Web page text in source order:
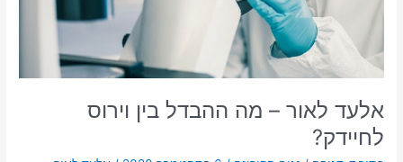
אלעד לאור – מה ההבדל בין וירוס
לחיידק?